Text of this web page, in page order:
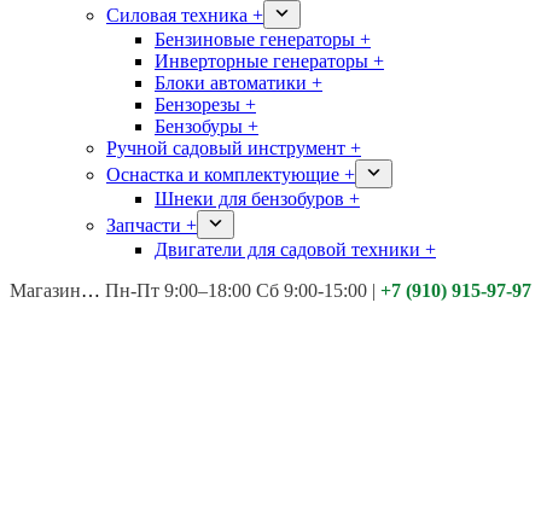
Силовая техника +
Бензиновые генераторы +
Инверторные генераторы +
Блоки автоматики +
Бензорезы +
Бензобуры +
Ручной садовый инструмент +
Оснастка и комплектующие +
Шнеки для бензобуров +
Запчасти +
Двигатели для садовой техники +
Магазины: Калуга ул. Московская д.113
Пн-Пт 9:00–18:00 Сб 9:00-15:00 | +7 (910) 915-97-97